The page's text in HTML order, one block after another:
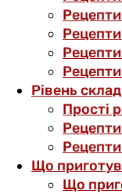
Рівень
Прості
Рецепти
Що
Що